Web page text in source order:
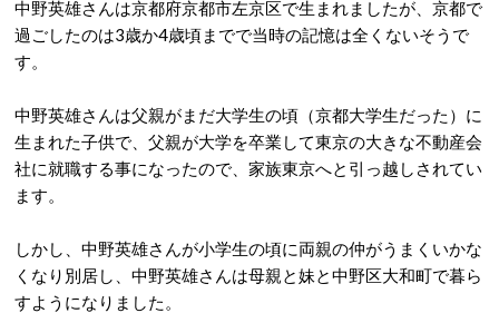
中野英雄さんは京都府京都市左京区で生まれましたが、京都で
過ごしたのは3歳か4歳頃までで当時の記憶は全くないそうで
す。
中野英雄さんは父親がまだ大学生の頃（京都大学生だった）に
生まれた子供で、父親が大学を卒業して東京の大きな不動産会
社に就職する事になったので、家族東京へと引っ越しされてい
ます。
しかし、中野英雄さんが小学生の頃に両親の仲がうまくいかな
くなり別居し、中野英雄さんは母親と妹と中野区大和町で暮ら
すようになりました。